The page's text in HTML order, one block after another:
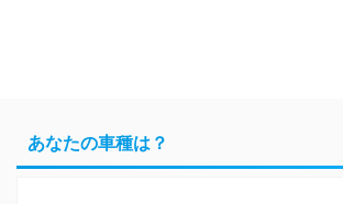
あなたの車種は？